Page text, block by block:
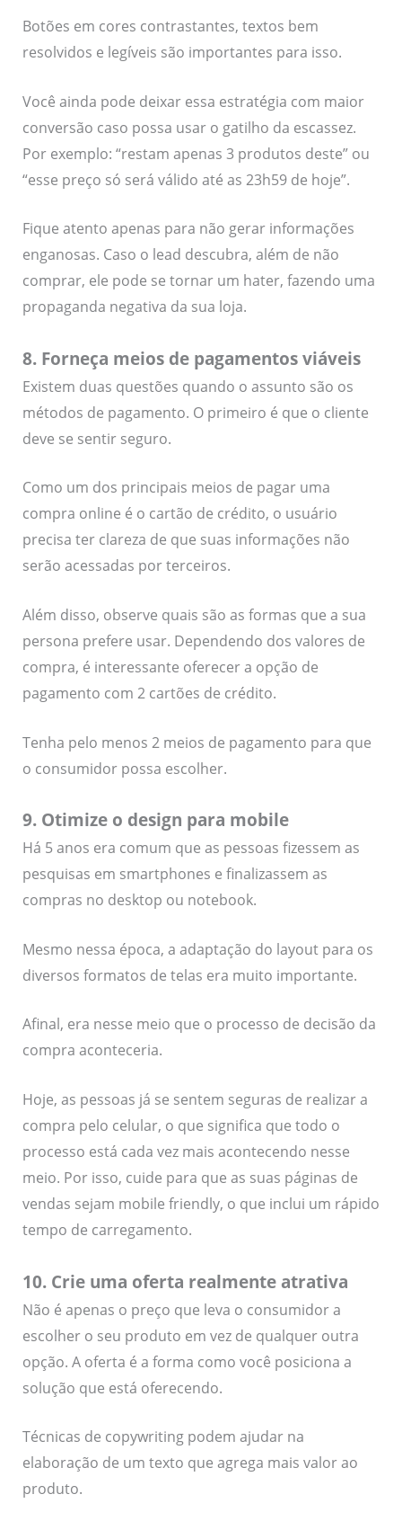
Botões em cores contrastantes, textos bem
resolvidos e legíveis são importantes para isso.
Você ainda pode deixar essa estratégia com maior
conversão caso possa usar o gatilho da escassez.
Por exemplo: “restam apenas 3 produtos deste” ou
“esse preço só será válido até as 23h59 de hoje”.
Fique atento apenas para não gerar informações
enganosas. Caso o lead descubra, além de não
comprar, ele pode se tornar um hater, fazendo uma
propaganda negativa da sua loja.
8. Forneça meios de pagamentos viáveis
Existem duas questões quando o assunto são os
métodos de pagamento. O primeiro é que o cliente
deve se sentir seguro.
Como um dos principais meios de pagar uma
compra online é o cartão de crédito, o usuário
precisa ter clareza de que suas informações não
serão acessadas por terceiros.
Além disso, observe quais são as formas que a sua
persona prefere usar. Dependendo dos valores de
compra, é interessante oferecer a opção de
pagamento com 2 cartões de crédito.
Tenha pelo menos 2 meios de pagamento para que
o consumidor possa escolher.
9. Otimize o design para mobile
Há 5 anos era comum que as pessoas fizessem as
pesquisas em smartphones e finalizassem as
compras no desktop ou notebook.
Mesmo nessa época, a adaptação do layout para os
diversos formatos de telas era muito importante.
Afinal, era nesse meio que o processo de decisão da
compra aconteceria.
Hoje, as pessoas já se sentem seguras de realizar a
compra pelo celular, o que significa que todo o
processo está cada vez mais acontecendo nesse
meio. Por isso, cuide para que as suas páginas de
vendas sejam mobile friendly, o que inclui um rápido
tempo de carregamento.
10. Crie uma oferta realmente atrativa
Não é apenas o preço que leva o consumidor a
escolher o seu produto em vez de qualquer outra
opção. A oferta é a forma como você posiciona a
solução que está oferecendo.
Técnicas de copywriting podem ajudar na
elaboração de um texto que agrega mais valor ao
produto.